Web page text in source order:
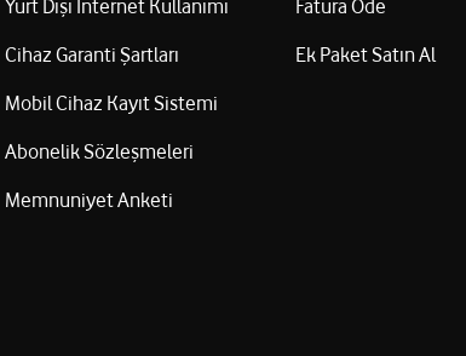
Yurt Dışı İnternet Kullanımı
Cihaz Garanti Şartları
Mobil Cihaz Kayıt Sistemi
Abonelik Sözleşmeleri
Memnuniyet Anketi
Fatura Öde
Ek Paket Satın Al